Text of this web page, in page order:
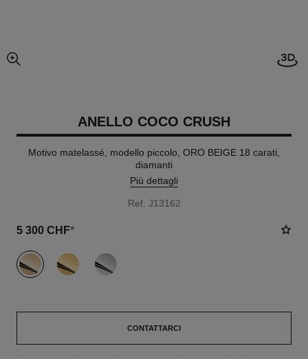
ingrandimento dell’immagine
ANELLO COCO CRUSH
Motivo matelassé, modello piccolo, ORO BEIGE 18 carati,
diamanti
Più dettagli
Ref. J13162
5 300 CHF*
variante (3)
CONTATTARCI